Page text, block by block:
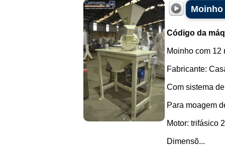
Moinho
Código da
Moinho com 12
Fabricante:
Com sistema
Para moagem
Motor: trifásico
Dimensõ...